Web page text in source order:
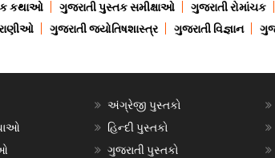
કથાઓ ગુજરાતી પુસ્તક સમીક્ષાઓ ગુજરાતી રોમાંચક
ગુજરાતી જ્યોતિષશાસ્ત્ર ગુજરાતી વિજ્ઞાન
અંગ્રેજી પુસ્તકો
હિન્દી પુસ્તકો
ગુજરાતી પુસ્તકો